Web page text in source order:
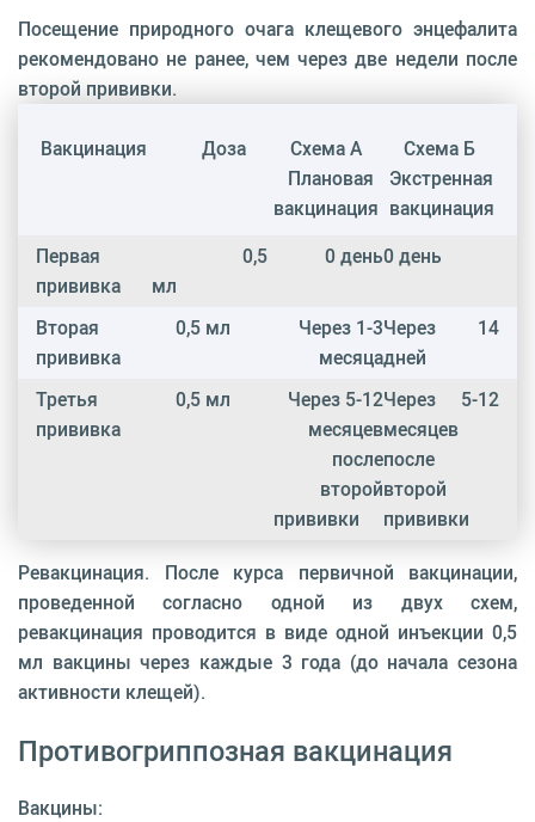
Посещение природного очага клещевого энцефалита
рекомендовано не ранее, чем через две недели после
второй прививки.
Вакцинация Доза
Схема А
Плановая
вакцинация
Схема Б
Экстренная
вакцинация
Первая
прививка
0,5
мл
0 день0 день
Вторая
прививка
0,5 мл
Через 1-3
месяца
Через 14
дней
Третья
прививка
0,5 мл
Через 5-12
месяцев
после
второй
прививки
Через 5-12
месяцев
после
второй
прививки
Ревакцинация. После курса первичной вакцинации,
проведенной согласно одной из двух схем,
ревакцинация проводится в виде одной инъекции 0,5
мл вакцины через каждые 3 года (до начала сезона
активности клещей).
Противогриппозная вакцинация
Вакцины: